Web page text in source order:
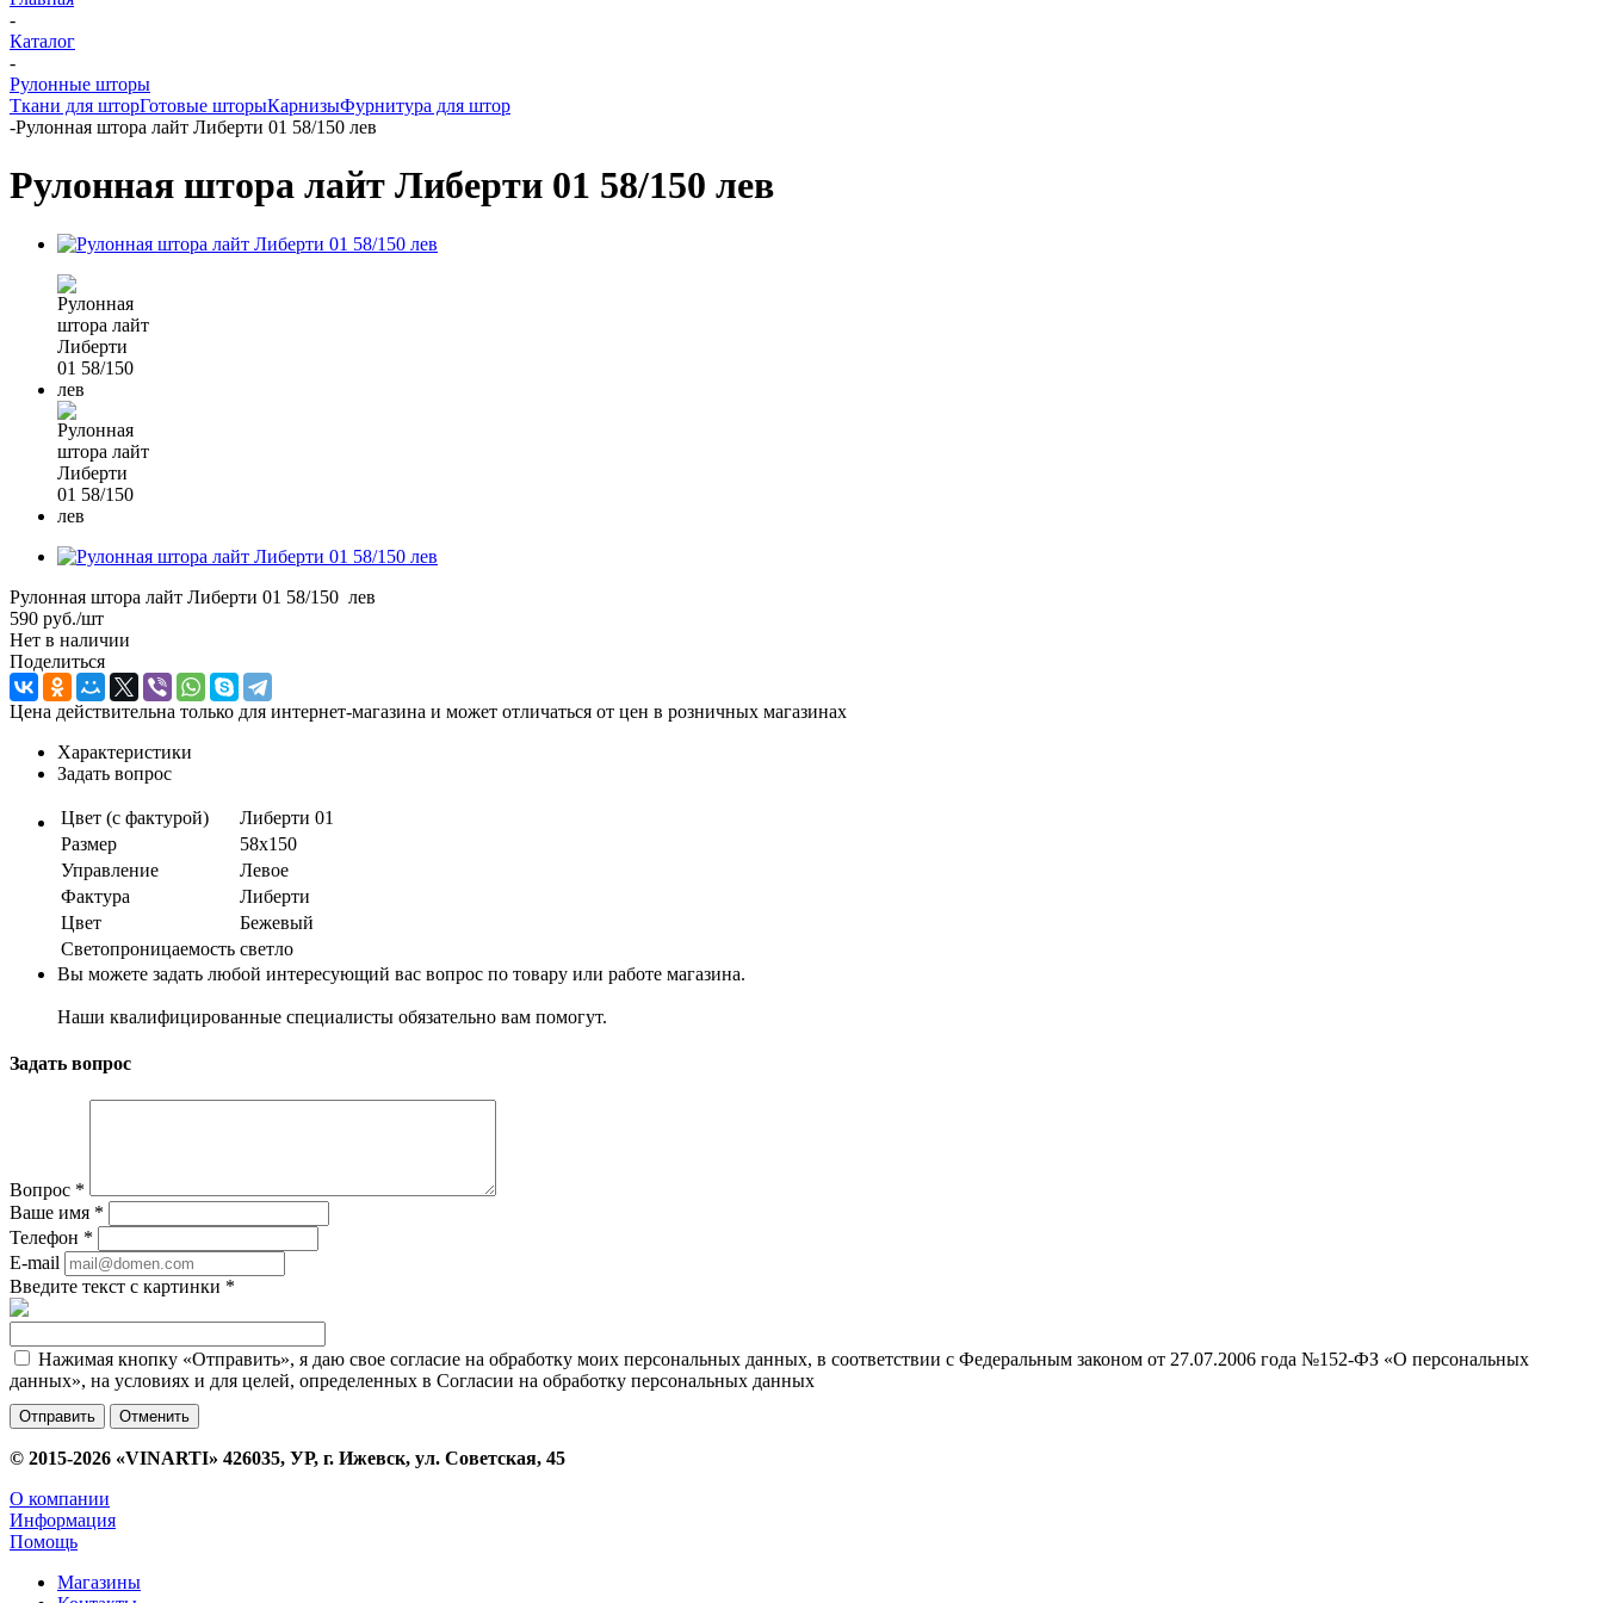
-
Каталог
-
Рулонные шторы
Ткани для шторГотовые шторыКарнизыФурнитура для штор
-Рулонная штора лайт Либерти 01 58/150 лев
Рулонная штора лайт Либерти 01 58/150 лев
Рулонная штора лайт Либерти 01 58/150 лев
590 руб./шт
Нет в наличии
Поделиться
Цена действительна только для интернет-магазина и может отличаться от цен в розничных магазинах
Характеристики
Задать вопрос
Цвет (с фактурой)
Либерти 01
Размер
58х150
Управление
Левое
Фактура
Либерти
Цвет
Бежевый
Светопроницаемость светло
Вы можете задать любой интересующий вас вопрос по товару или работе магазина.
Наши квалифицированные специалисты обязательно вам помогут.
Задать вопрос
Вопрос *
Ваше имя *
Телефон *
E-mail
Введите текст с картинки *
Нажимая кнопку «Отправить», я даю свое согласие на обработку моих персональных данных, в соответствии с Федеральным законом от 27.07.2006 года №152-ФЗ «О персональных
данных», на условиях и для целей, определенных в Согласии на обработку персональных данных
Отменить
© 2015-2026 «VINARTI» 426035, УР, г. Ижевск, ул. Советская, 45
О компании
Информация
Помощь
Магазины